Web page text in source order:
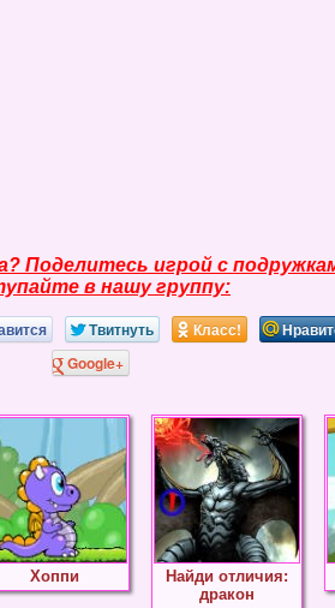
Поделитесь игрой с
в нашу группу:
Твитнуть Класс!
Google+
Хоппи
Найди отличия:
дракон